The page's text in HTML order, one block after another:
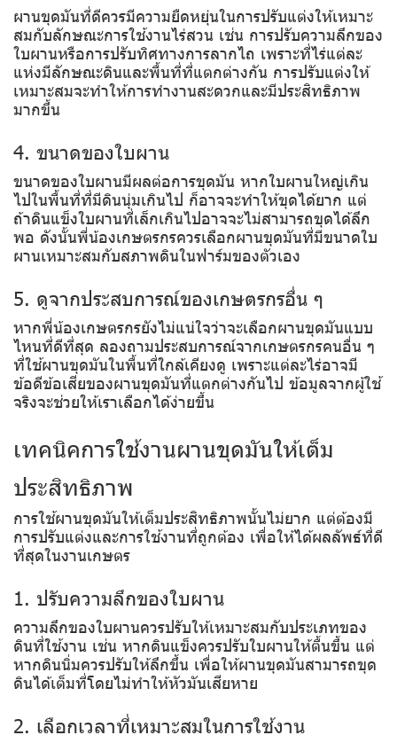
ผานขุดมันที่ดีควรมีความยืดหยุ่นในการปรับแต่งให้เหมาะ
สมกับลักษณะการใช้งานไร่สวน เช่น การปรับความลึกของ
ใบผานหรือการปรับทิศทางการลากไถ เพราะที่ไร่แต่ละ
แห่งมีลักษณะดินและพื้นที่ที่แตกต่างกัน การปรับแต่งให้
เหมาะสมจะทำให้การทำงานสะดวกและมีประสิทธิภาพ
มากขึ้น
4. ขนาดของใบผาน
ขนาดของใบผานมีผลต่อการขุดมัน หากใบผานใหญ่เกิน
ไปในพื้นที่ที่มีดินนุ่มเกินไป ก็อาจจะทำให้ขุดได้ยาก แต่
ถ้าดินแข็งใบผานที่เล็กเกินไปอาจจะไม่สามารถขุดได้ลึก
พอ ดังนั้นพี่น้องเกษตรกรควรเลือกผานขุดมันที่มีขนาดใบ
ผานเหมาะสมกับสภาพดินในฟาร์มของตัวเอง
5. ดูจากประสบการณ์ของเกษตรกรอื่น ๆ
หากพี่น้องเกษตรกรยังไม่แน่ใจว่าจะเลือกผานขุดมันแบบ
ไหนที่ดีที่สุด ลองถามประสบการณ์จากเกษตรกรคนอื่น ๆ
ที่ใช้ผานขุดมันในพื้นที่ใกล้เคียงดู เพราะแต่ละไร่อาจมี
ข้อดีข้อเสียของผานขุดมันที่แตกต่างกันไป ข้อมูลจากผู้ใช้
จริงจะช่วยให้เราเลือกได้ง่ายขึ้น
เทคนิคการใช้งานผานขุดมันให้เต็ม
ประสิทธิภาพ
การใช้ผานขุดมันให้เต็มประสิทธิภาพนั้นไม่ยาก แต่ต้องมี
การปรับแต่งและการใช้งานที่ถูกต้อง เพื่อให้ได้ผลลัพธ์ที่ดี
ที่สุดในงานเกษตร
1. ปรับความลึกของใบผาน
ความลึกของใบผานควรปรับให้เหมาะสมกับประเภทของ
ดินที่ใช้งาน เช่น หากดินแข็งควรปรับใบผานให้ตื้นขึ้น แต่
หากดินนิ่มควรปรับให้ลึกขึ้น เพื่อให้ผานขุดมันสามารถขุด
ดินได้เต็มที่โดยไม่ทำให้หัวมันเสียหาย
2. เลือกเวลาที่เหมาะสมในการใช้งาน